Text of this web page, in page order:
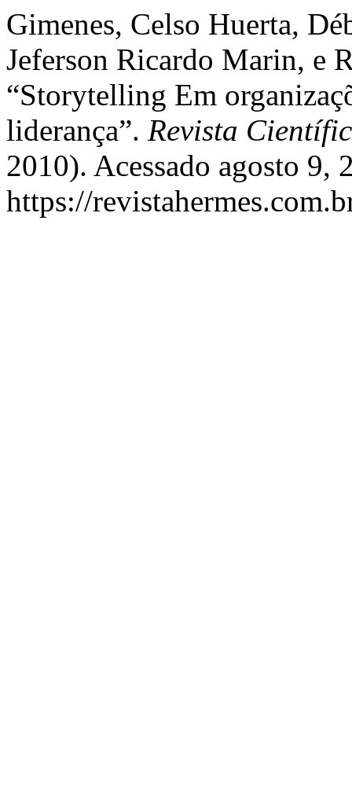
Gimenes, Celso Huerta,
Jeferson Ricardo Marin, e
“Storytelling Em
liderança”. Revista
2010). Acessado agosto 9,
https://